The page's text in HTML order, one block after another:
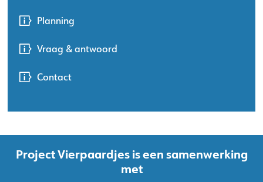
Planning
Vraag & antwoord
Contact
Project Vierpaardjes is een samenwerking
met